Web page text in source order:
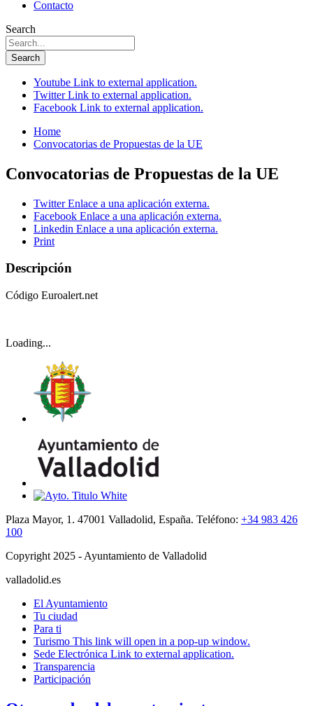
Contacto
Search
Search
Youtube Link to external application.
TwitterLink to external application.
Facebook Link to external application.
Home
Convocatorias de Propuestas de la UE
Convocatorias de Propuestas de la UE
Twitter Enlace a una aplicación externa.
Facebook Enlace a una aplicación externa.
Linkedin Enlace a una aplicación externa.
Print
Descripción
Código Euroalert.net
Loading...
Plaza Mayor, 1. 47001 Valladolid, España. Teléfono: +34 983 426
100
Copyright 2025 - Ayuntamiento de Valladolid
valladolid.es
El Ayuntamiento
Tu ciudad
Para ti
Turismo This link will open in a pop-up window.
Sede Electrónica Link to external application.
Transparencia
Participación